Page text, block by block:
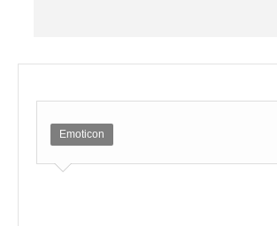
Emoticon